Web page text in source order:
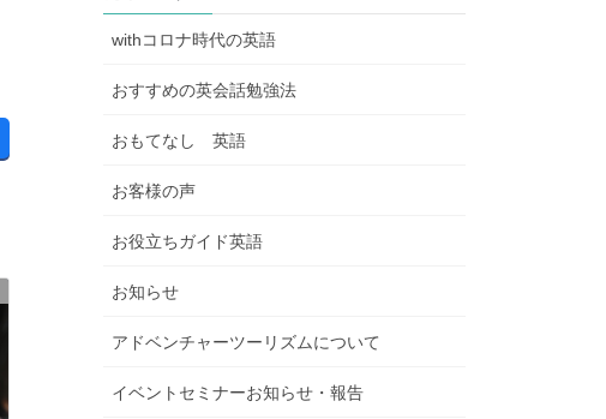
withコロナ時代の英語
おすすめの英会話勉強法
おもてなし 英語
お客様の声
お役立ちガイド英語
お知らせ
アドベンチャーツーリズムについて
イベントセミナーお知らせ・報告